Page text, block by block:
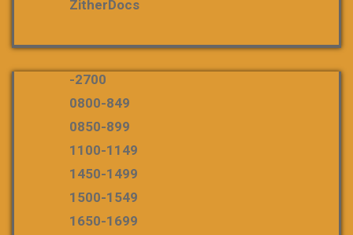
ZitherDocs
-2700
0800-849
0850-899
1100-1149
1450-1499
1500-1549
1650-1699